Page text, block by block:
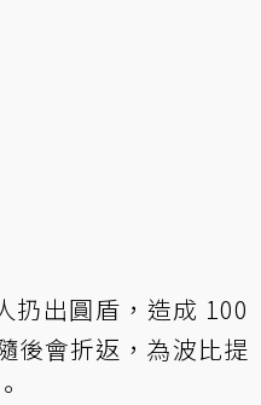
扔出圓盾，造成 100
後會折返，為波比提